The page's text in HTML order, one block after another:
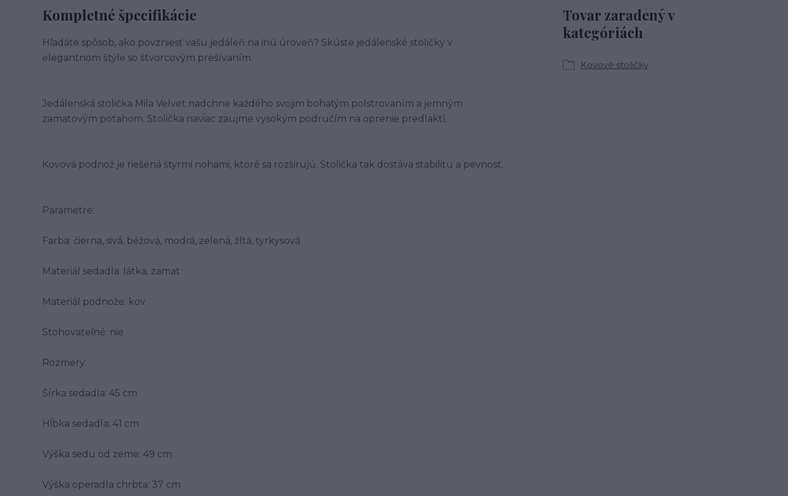
Kompletné špecifikácie
Hľadáte spôsob, ako povzniesť vašu jedáleň na inú úroveň? Skúste jedálenské stoličky v
elegantnom štýle so štvorcovým prešívaním.
Jedálenská stolička Mila Velvet nadchne každého svojim bohatým polstrovaním a jemným
zamatovým poťahom. Stolička naviac zaujme vysokým područím na oprenie predlaktí.
Kovová podnož je riešená štyrmi nohami, ktoré sa rozširujú. Stolička tak dostáva stabilitu a pevnosť.
Parametre:
Farba: čierna, sivá, béžová, modrá, zelená, žltá, tyrkysová
Materiál sedadla: látka, zamat
Materiál podnože: kov
Stohovateľné: nie
Rozmery:
Šírka sedadla: 45 cm
Hĺbka sedadla: 41 cm
Výška sedu od zeme: 49 cm
Výška operadla chrbta: 37 cm
Tovar zaradený v
kategóriách
Kovové stoličky